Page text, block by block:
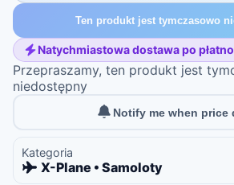
Ten produkt jest tymczasowo
Natychmiastowa dostawa po
Przepraszamy, ten produkt jest
niedostępny
Notify me when price
Kategoria
X-Plane • Samoloty